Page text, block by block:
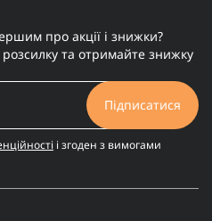
про акції і знижки?
та отримайте знижку
Підписатися
і згоден з вимогами